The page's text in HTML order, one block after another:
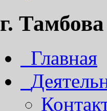
г.
Главная